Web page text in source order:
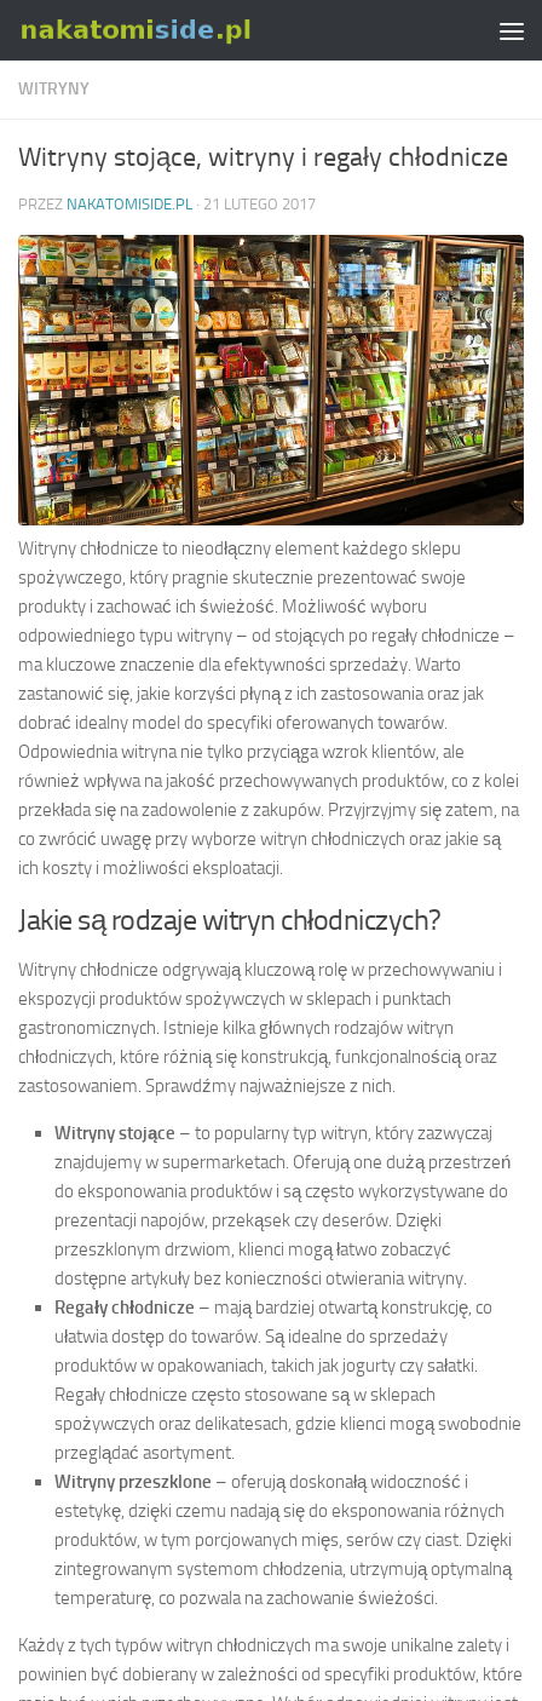
Skip to content
WITRYNY
Witryny stojące, witryny i regały chłodnicze
PRZEZ NAKATOMISIDE.PL · 21 LUTEGO 2017
Witryny chłodnicze to nieodłączny element każdego sklepu
spożywczego, który pragnie skutecznie prezentować swoje
produkty i zachować ich świeżość. Możliwość wyboru
odpowiedniego typu witryny – od stojących po regały chłodnicze –
ma kluczowe znaczenie dla efektywności sprzedaży. Warto
zastanowić się, jakie korzyści płyną z ich zastosowania oraz jak
dobrać idealny model do specyfiki oferowanych towarów.
Odpowiednia witryna nie tylko przyciąga wzrok klientów, ale
również wpływa na jakość przechowywanych produktów, co z kolei
przekłada się na zadowolenie z zakupów. Przyjrzyjmy się zatem, na
co zwrócić uwagę przy wyborze witryn chłodniczych oraz jakie są
ich koszty i możliwości eksploatacji.
Jakie są rodzaje witryn chłodniczych?
Witryny chłodnicze odgrywają kluczową rolę w przechowywaniu i
ekspozycji produktów spożywczych w sklepach i punktach
gastronomicznych. Istnieje kilka głównych rodzajów witryn
chłodniczych, które różnią się konstrukcją, funkcjonalnością oraz
zastosowaniem. Sprawdźmy najważniejsze z nich.
Witryny stojące – to popularny typ witryn, który zazwyczaj
znajdujemy w supermarketach. Oferują one dużą przestrzeń
do eksponowania produktów i są często wykorzystywane do
prezentacji napojów, przekąsek czy deserów. Dzięki
przeszklonym drzwiom, klienci mogą łatwo zobaczyć
dostępne artykuły bez konieczności otwierania witryny.
Regały chłodnicze – mają bardziej otwartą konstrukcję, co
ułatwia dostęp do towarów. Są idealne do sprzedaży
produktów w opakowaniach, takich jak jogurty czy sałatki.
Regały chłodnicze często stosowane są w sklepach
spożywczych oraz delikatesach, gdzie klienci mogą swobodnie
przeglądać asortyment.
Witryny przeszklone – oferują doskonałą widoczność i
estetykę, dzięki czemu nadają się do eksponowania różnych
produktów, w tym porcjowanych mięs, serów czy ciast. Dzięki
zintegrowanym systemom chłodzenia, utrzymują optymalną
temperaturę, co pozwala na zachowanie świeżości.
Każdy z tych typów witryn chłodniczych ma swoje unikalne zalety i
powinien być dobierany w zależności od specyfiki produktów, które